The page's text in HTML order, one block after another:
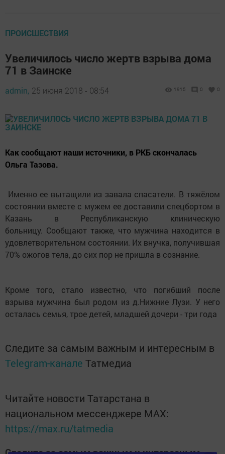
ПРОИСШЕСТВИЯ
Увеличилось число жертв взрыва дома
71 в Заинске
admin, 25 июня 2018 - 08:54 1915 0 0
Как сообщают наши источники, в РКБ скончалась
Ольга Тазова.
Именно ее вытащили из завала спасатели. В тяжёлом
состоянии вместе с мужем ее доставили спецбортом в
Казань в Республиканскую клиническую
больницу. Сообщают также, что мужчина находится в
удовлетворительном состоянии. Их внучка, получившая
70% ожогов тела, до сих пор не пришла в сознание.
Кроме того, стало известно, что погибший после
взрыва мужчина был родом из д.Нижние Лузи. У него
осталась семья, трое детей, младшей дочери - три года
Следите за самым важным и интересным в
Telegram-канале Татмедиа
Читайте новости Татарстана в
национальном мессенджере MАХ:
https://max.ru/tatmedia